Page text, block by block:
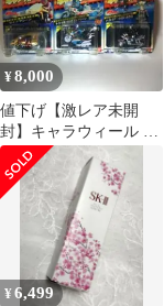
¥8,000
値下げ【激レア未開
封】キャラウィール キ
カイダー/ハカイダー 3
種セット！
¥6,499